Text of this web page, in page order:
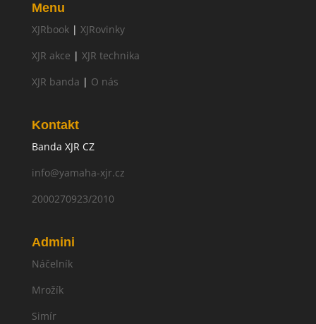
Menu
XJRbook| XJRovinky
XJR akce | XJR technika
XJR banda | O nás
Kontakt
Banda XJR CZ
info@yamaha-xjr.cz
2000270923/2010
Admini
Náčelník
Mrožík
Simír